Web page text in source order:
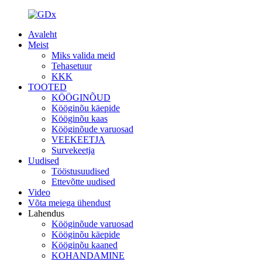
Avaleht
Meist
Miks valida meid
Tehasetuur
KKK
TOOTED
KÖÖGINÕUD
Kööginõu käepide
Kööginõu kaas
Kööginõude varuosad
VEEKEETJA
Survekeetja
Uudised
Tööstusuudised
Ettevõtte uudised
Video
Võta meiega ühendust
Lahendus
Kööginõude varuosad
Kööginõu käepide
Kööginõu kaaned
KOHANDAMINE